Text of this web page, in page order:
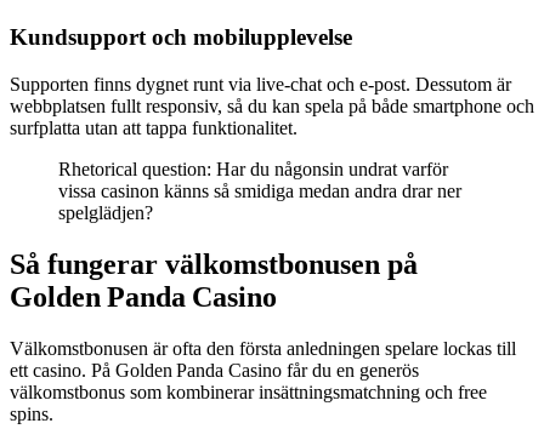
Kundsupport och mobilupplevelse
Supporten finns dygnet runt via live‑chat och e‑post. Dessutom är
webbplatsen fullt responsiv, så du kan spela på både smartphone och
surfplatta utan att tappa funktionalitet.
Rhetorical question: Har du någonsin undrat varför
vissa casinon känns så smidiga medan andra drar ner
spelglädjen?
Så fungerar välkomstbonusen på
Golden Panda Casino
Välkomstbonusen är ofta den första anledningen spelare lockas till
ett casino. På Golden Panda Casino får du en generös
välkomstbonus som kombinerar insättningsmatchning och free
spins.